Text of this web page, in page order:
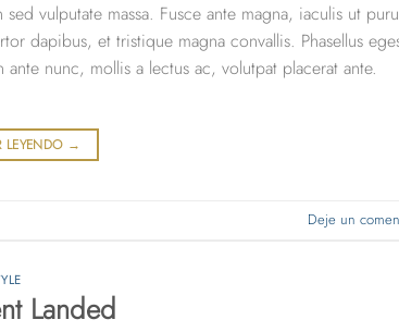
vulputate massa. Fusce ante magna, iaculis ut
dapibus, et tristique magna convallis. Phasellus
nunc, mollis a lectus ac, volutpat placerat ante.
LEYENDO →
Deje un
Landed